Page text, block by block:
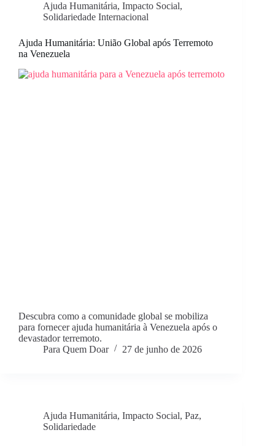
Ajuda Humanitária, Impacto Social,
Solidariedade Internacional
Ajuda Humanitária: União Global após Terremoto
na Venezuela
Descubra como a comunidade global se mobiliza
para fornecer ajuda humanitária à Venezuela após o
devastador terremoto.
Para Quem Doar
27 de junho de 2026
Ajuda Humanitária, Impacto Social, Paz,
Solidariedade